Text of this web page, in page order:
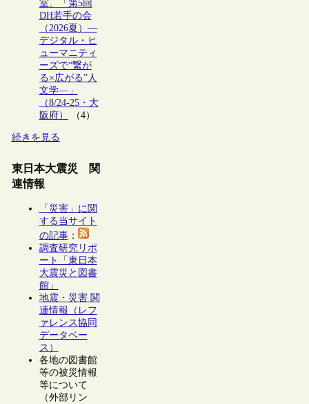
室、「第5回
DH若手の会
（2026夏）―
デジタル・ヒ
ューマニティ
ーズで“繋が
る×広がる”人
文学―」
（8/24-25・大
阪府）
（4）
続きを見る
東日本大震災 関
連情報
「災害」に関
する当サイト
の記事：
調査研究リポ
ート「東日本
大震災と図書
館」
地震・災害 関
連情報（レフ
ァレンス協同
データベー
ス）
各地の図書館
等の被災情報
等について
（外部リン